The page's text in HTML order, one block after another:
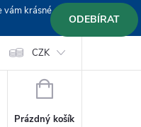
vám krásné
GoPay +420 603 319382
CZK
NÁKUPNÍ
Prázdný košík
ODEBÍRAT